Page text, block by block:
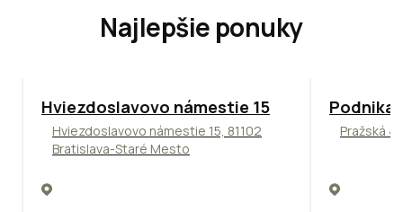
Najlepšie ponuky
ODPORÚČAME
Hviezdoslavovo námestie 15
Hviezdoslavovo námestie 15, 81102
Bratislava-Staré Mesto
Pražská